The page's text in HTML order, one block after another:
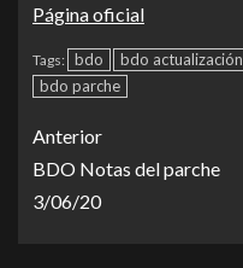
Página oficial
Tags: bdo bdo actualización
bdo parche
Anterior
BDO Notas del parche
3/06/20